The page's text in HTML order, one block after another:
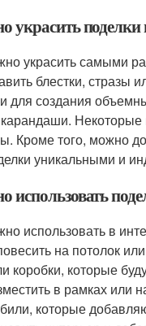
украсить поделки
украсить самыми
блестки, стразы
для создания
Некоторые
Кроме того, можно
уникальными и
использовать в
на потолок
коробки, которые
в рамках или
которые